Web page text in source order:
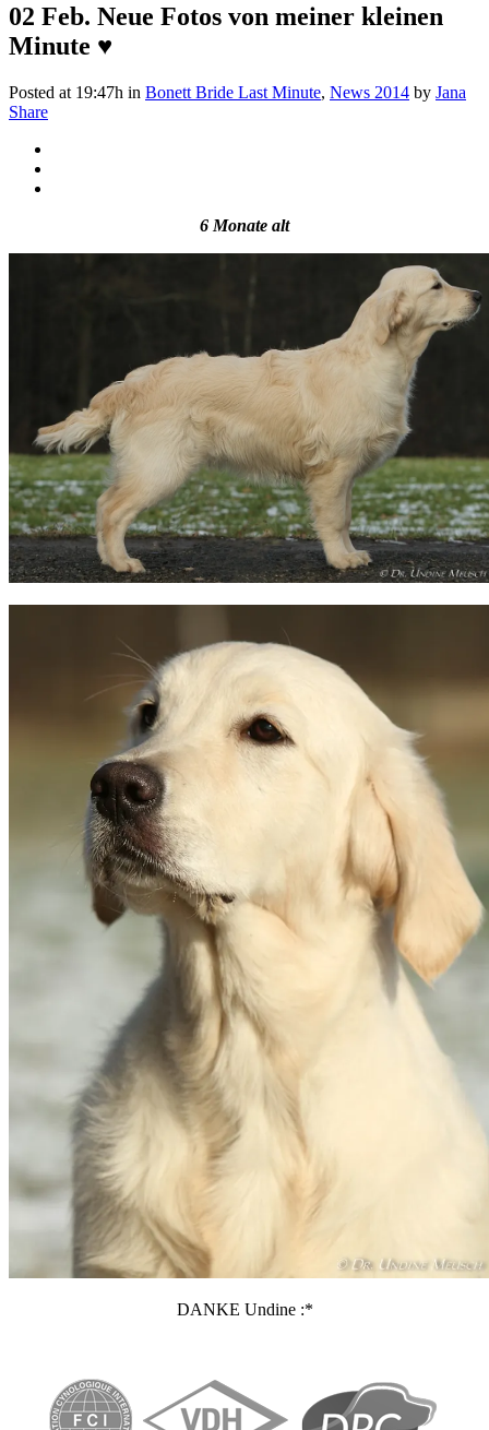
02 Feb. Neue Fotos von meiner kleinen
Minute ♥
Posted at 19:47h in Bonett Bride Last Minute, News 2014 by Jana
Share
6 Monate alt
DANKE Undine :*